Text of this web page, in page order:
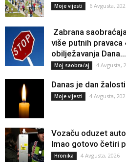
Moje vijesti 6 Avgusta,
Zabrana
više putnih pravaca
obilježavanja Dana...
Moj saobraćaj 4 Avgusta,
Danas je dan žalosti
Moje vijesti 4 Avgusta,
Vozaču oduzet
Imao gotovo četiri
Hronika 4 Avgusta, 2026